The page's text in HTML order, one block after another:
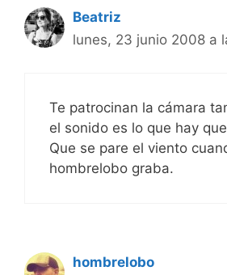
Beatriz
lunes, 23 junio 2008 a
Te patrocinan la cámara
el sonido es lo que hay
Que se pare el viento
hombrelobo graba.
hombrelobo